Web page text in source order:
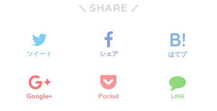
SHARE
ツイート シェア はてブ
Google+ Pocket LINE